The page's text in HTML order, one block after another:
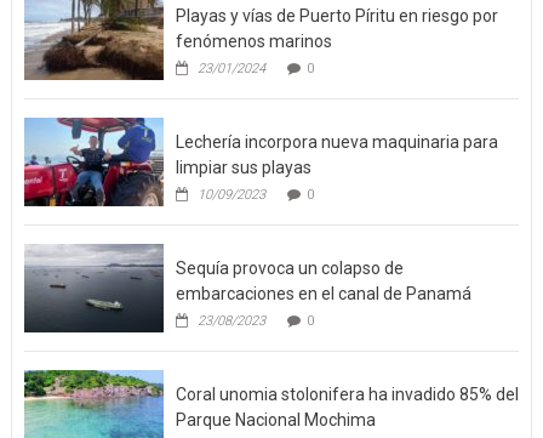
Playas y vías de Puerto Píritu en riesgo por
fenómenos marinos
23/01/2024 0
Lechería incorpora nueva maquinaria para
limpiar sus playas
10/09/2023 0
Sequía provoca un colapso de
embarcaciones en el canal de Panamá
23/08/2023 0
Coral unomia stolonifera ha invadido 85% del
Parque Nacional Mochima